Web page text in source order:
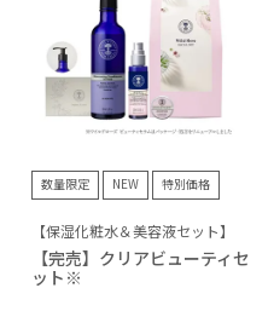
数量限定 NEW 特別価格
【保湿化粧水＆美容液セット】
【完売】クリアビューティセ
ット※